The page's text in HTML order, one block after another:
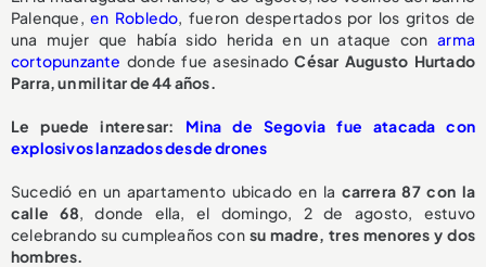
Palenque,en Robledo , fueron despertados por los gritos de
una mujer que había sido herida en un ataque conarma
cortopunzante donde fue asesinadoCésar Augusto Hurtado
Parra, un militar de 44 años.
Le puede interesar: Mina de Segovia fue atacada con
explosivos lanzados desde drones
Sucedió en un apartamento ubicado en la carrera 87 con la
calle 68 , donde ella, el domingo, 2 de agosto, estuvo
celebrando su cumpleaños con su madre, tres menores y dos
hombres.